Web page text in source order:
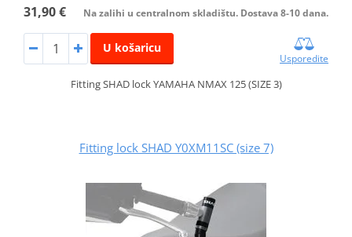
31,90 € Na zalihi u centralnom skladištu. Dostava 8-10 dana.
U košaricu
Usporedite
Fitting SHAD lock YAMAHA NMAX 125 (SIZE 3)
Fitting lock SHAD Y0XM11SC (size 7)